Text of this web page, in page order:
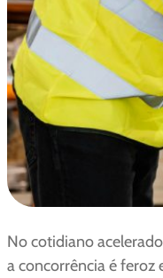
No cotidiano
a concorrência é feroz